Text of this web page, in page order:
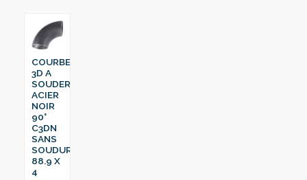
COURBE
3D A
SOUDER
ACIER
NOIR
90°
C3DN
SANS
SOUDURE
88.9 X
4